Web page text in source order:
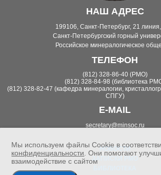
НАШ АДРЕС
199106, Санкт-Петербург, 21 линия,
Санкт-Петербургский горный
Российское минералогическое
ТЕЛЕФОН
(812) 328-86-40 (РМО)
(812) 328-84-98 (библиотека
(812) 328-82-47 (кафедра минералогии,
СПГУ)
E-MAIL
secretary@minsoc.ru
НОВОСТИ
Мы используем файлы Cookie в
конфиденциальности . Они помогают
взаимодействие с сайтом